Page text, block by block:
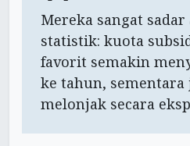
Mereka sangat
statistik: kuota
favorit semakin
ke tahun,
melonjak secara